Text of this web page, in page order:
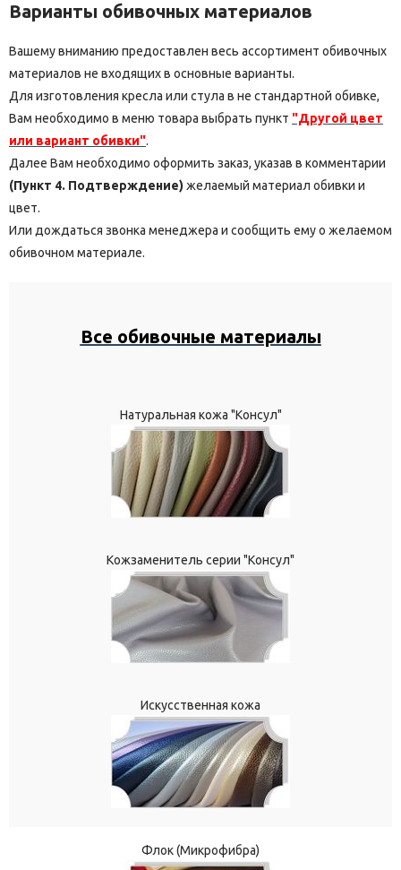
Варианты обивочных материалов
Вашему вниманию предоставлен весь ассортимент обивочных
материалов не входящих в основные варианты.
Для изготовления кресла или стула в не стандартной обивке,
Вам необходимо в меню товара выбрать пункт "Другой цвет
или вариант обивки".
Далее Вам необходимо оформить заказ, указав в комментарии
(Пункт 4. Подтверждение) желаемый материал обивки и
цвет.
Или дождаться звонка менеджера и сообщить ему о желаемом
обивочном материале.
Все обивочные материалы
Натуральная кожа "Консул"
Кожзаменитель серии "Консул"
Искусственная кожа
Флок (Микрофибра)